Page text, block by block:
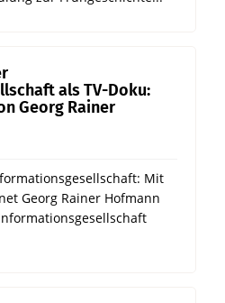
als TV-Doku:
Georg Rainer
Mit
Georg Rainer Hofmann